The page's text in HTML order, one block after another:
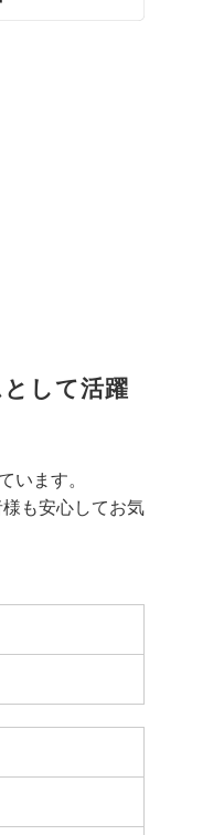
して活躍
います。
も安心してお気